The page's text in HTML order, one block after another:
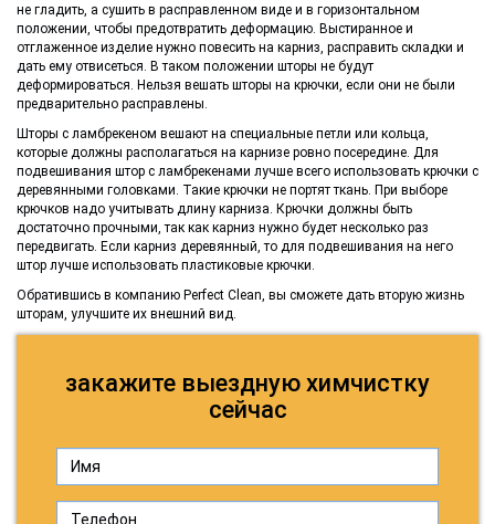
не гладить, а сушить в расправленном виде и в горизонтальном
положении, чтобы предотвратить деформацию. Выстиранное и
отглаженное изделие нужно повесить на карниз, расправить складки и
дать ему отвисеться. В таком положении шторы не будут
деформироваться. Нельзя вешать шторы на крючки, если они не были
предварительно расправлены.
Шторы с ламбрекеном вешают на специальные петли или кольца,
которые должны располагаться на карнизе ровно посередине. Для
подвешивания штор с ламбрекенами лучше всего использовать крючки с
деревянными головками. Такие крючки не портят ткань. При выборе
крючков надо учитывать длину карниза. Крючки должны быть
достаточно прочными, так как карниз нужно будет несколько раз
передвигать. Если карниз деревянный, то для подвешивания на него
штор лучше использовать пластиковые крючки.
Обратившись в компанию Perfect Clean, вы сможете дать вторую жизнь
шторам, улучшите их внешний вид.
закажите выездную химчистку
сейчас